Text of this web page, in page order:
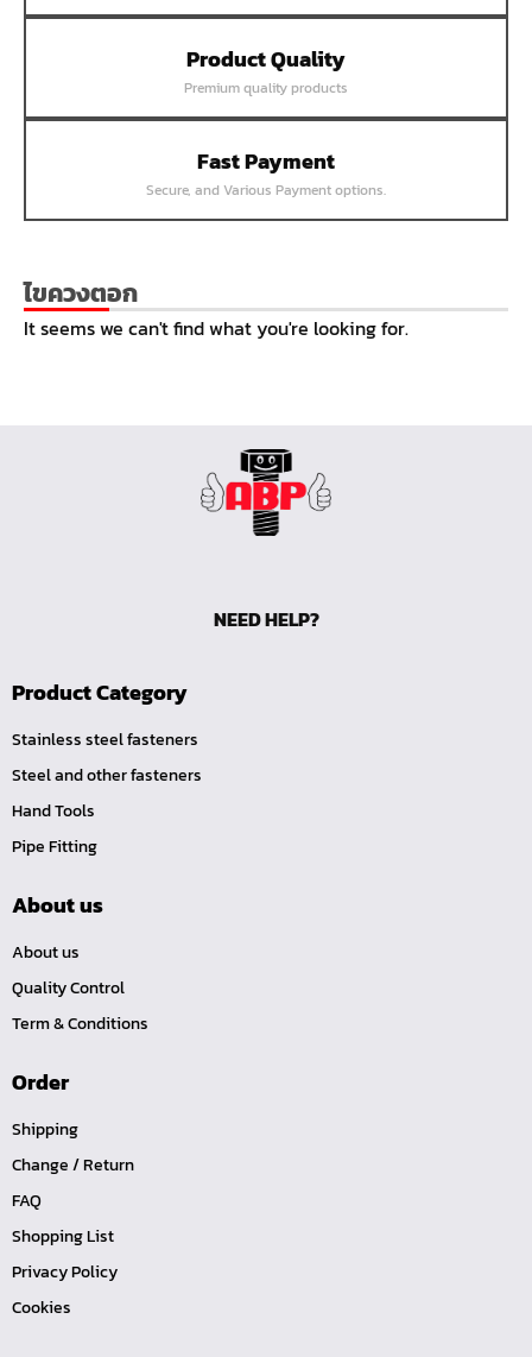
หน้าแปลนเชื่อมบอด SUS304 JEF PN40 RF
หน้าแปลนเชื่อมบอด SUS304 JEF PN16 RF
หน้าแปลนเชื่อมบอด SUS304 JEF PN10 FF
หน้าแปลนเชื่อมบอด SUS304 JEF 10K FF
หน้าแปลนเชื่อมบอด SUS304 JEF 5K FF
หน้าแปลนเชื่อมบอด SUS304 JEF 150P RF
หน้าแปลนเชื่อม SUS304 JEF PN40 RF
หน้าแปลนเชื่อม SUS304 JEF PN25 RF
หน้าแปลนเชื่อม SUS304 JEF 10K FF
หน้าแปลนเชื่อม SUS304 JEF 5K FF
หน้าแปลนเหล็กเกลียวใน JEF PN40
หน้าแปลนเหล็กเกลียวใน JEF 10K TR
หน้าแปลนเหล็กเกลียวใน JEF 150P
หน้าแปลนเหล็กสวมเชื่อม JEF SWRF 150P
หน้าแปลนเหล็กคอสูง JEF WNRF 300P
หน้าแปลนเหล็กคอสูง JEF WNRF PN40
หน้าแปลนเหล็กคอสูง JEF WNRF PN16
หน้าแปลนเหล็กบอด JEF 10K FF ชุบกัลวาไนซ์
หน้าแปลนเหล็กบอด JEF 150P RF ชุบกัลวาไนซ์
หน้าแปลนเชื่อมเหล็ก JEF 150P RF ชุบกัลวาไนซ์
หน้าแปลนเชื่อมเหล็ก JEF PN16 RF
หน้าแปลนเชื่อมเหล็ก JEF 300P RF
คีมตัดสายเคเบิ้ล
คีมย้ำสายไฟ
คีมล๊อค
Product Quality
Premium quality products
Fast Payment
Secure, and Various Payment options.
ไขควงตอก
It seems we can't find what you're looking for.
NEED HELP?
Product Category
Stainless steel fasteners
Steel and other fasteners
Hand Tools
Pipe Fitting
About us
About us
Quality Control
Term & Conditions
Order
Shipping
Change / Return
FAQ
Shopping List
Privacy Policy
Cookies